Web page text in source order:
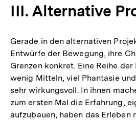
III. Alternative
Gerade in den alternativen
Entwürfe der Bewegung, ihre
Grenzen konkret. Eine Reihe
wenig Mitteln, viel Phantasie
sehr wirkungsvoll. In ihnen
zum ersten Mal die Erfahrung,
aufzubauen, haben das Erleben